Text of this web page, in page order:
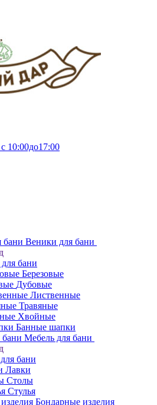
10:00до17:00
Веники для бани
бани
Березовые
Дубовые
Лиственные
Травяные
Хвойные
Банные шапки
Мебель для бани
бани
Лавки
Столы
Стулья
Бондарные изделия